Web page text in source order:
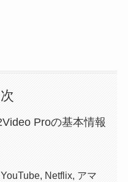
Proの基本情報
Netflix, アマ